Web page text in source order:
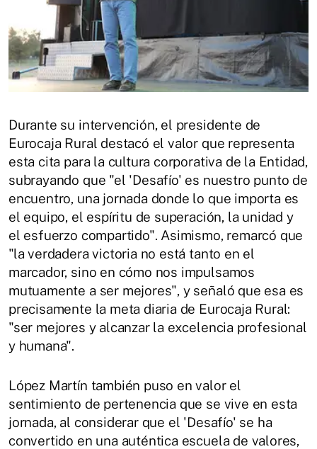
Durante su intervención, el presidente de
Eurocaja Rural destacó el valor que representa
esta cita para la cultura corporativa de la Entidad,
subrayando que "el 'Desafío' es nuestro punto de
encuentro, una jornada donde lo que importa es
el equipo, el espíritu de superación, la unidad y
el esfuerzo compartido". Asimismo, remarcó que
"la verdadera victoria no está tanto en el
marcador, sino en cómo nos impulsamos
mutuamente a ser mejores", y señaló que esa es
precisamente la meta diaria de Eurocaja Rural:
"ser mejores y alcanzar la excelencia profesional
y humana".
López Martín también puso en valor el
sentimiento de pertenencia que se vive en esta
jornada, al considerar que el 'Desafío' se ha
convertido en una auténtica escuela de valores,